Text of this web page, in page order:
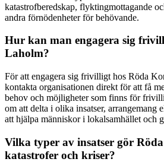
katastrofberedskap, flyktingmottagande
andra förnödenheter för behövande.
Hur kan man engagera sig
Laholm?
För att engagera sig frivilligt hos Röda
kontakta organisationen direkt för att få
behov och möjligheter som finns för
om att delta i olika insatser, arrangemang
att hjälpa människor i lokalsamhället och
Vilka typer av insatser gör
katastrofer och kriser?